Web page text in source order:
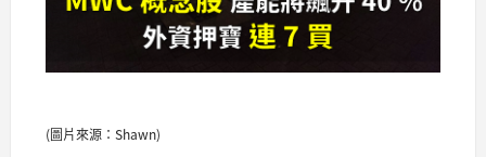
(圖片來源：Shawn)